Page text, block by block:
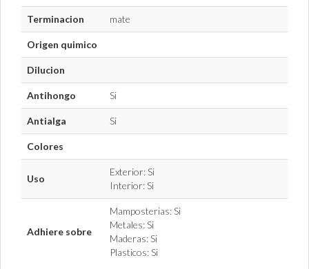
Terminacion mate
Origen quimico
Dilucion
Antihongo Si
Antialga Si
Colores
Uso
Exterior: Si
Interior: Si
Adhiere sobre
Mamposterias: Si
Metales: Si
Maderas: Si
Plasticos: Si